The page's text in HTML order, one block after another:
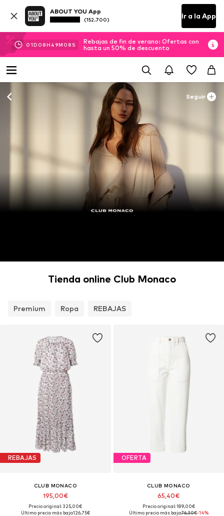
ABOUT YOU App
(152.700) Ir a la App
01D 08H 49M 07 S
Rebajas de fin de verano: Ofertas con
hasta un 50% de descuento
Seguir
Tienda online Club Monaco
Premium Ropa REBAJAS
REBAJAS
CLUB MONACO
195,00€
Precio original: 325,00€
Último precio más bajo:126,75€
OFERTA
CLUB MONACO
65,40€
Precio original: 189,00€
Último precio más bajo:76,30€-14%